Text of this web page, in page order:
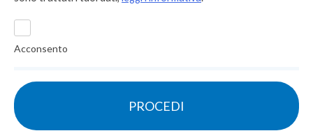
Acconsento